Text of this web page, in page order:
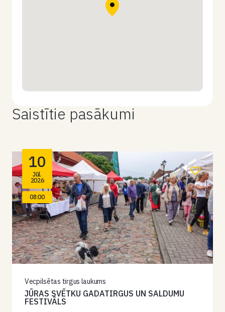
Saistītie pasākumi
10
Jūl.
2026
08:00
Vecpilsētas tirgus laukums
JŪRAS SVĒTKU GADATIRGUS UN SALDUMU
FESTIVĀLS